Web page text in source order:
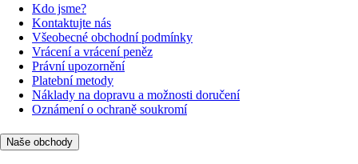
Kdo jsme?
Kontaktujte nás
Všeobecné obchodní podmínky
Vrácení a vrácení peněz
Právní upozornění
Platební metody
Náklady na dopravu a možnosti doručení
Oznámení o ochraně soukromí
Naše obchody